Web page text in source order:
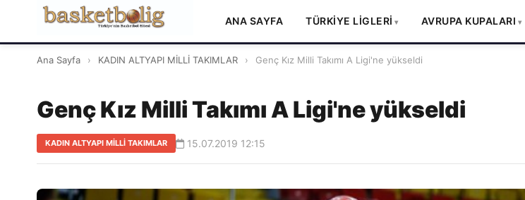
ANA SAYFA TÜRKİYE LİGLERİ AVRUPA KUPALARI
Ana Sayfa › KADIN ALTYAPI MİLLİ TAKIMLAR › Genç Kız Milli Takımı A Ligi'ne yükseldi
Genç Kız Milli Takımı A Ligi'ne yükseldi
KADIN ALTYAPI MİLLİ TAKIMLAR 15.07.2019 12:15